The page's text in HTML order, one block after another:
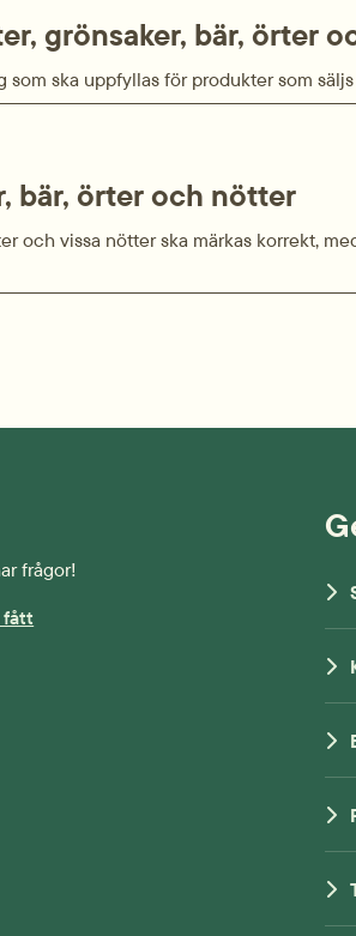
grönsaker, bär, örter
ska uppfyllas för produkter som säljs
bär, örter och nötter
och vissa nötter ska märkas korrekt,
frågor!
fått